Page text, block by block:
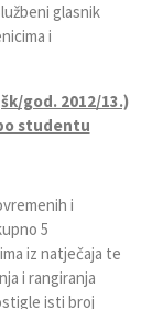
glasnik
i
god. 2012/13.)
studentu
i
5
iz natječaja te
i rangiranja
isti broj